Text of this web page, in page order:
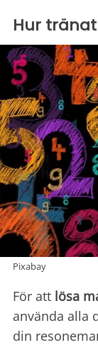
Hur
Pixabay
För att lösa
använda alla
din